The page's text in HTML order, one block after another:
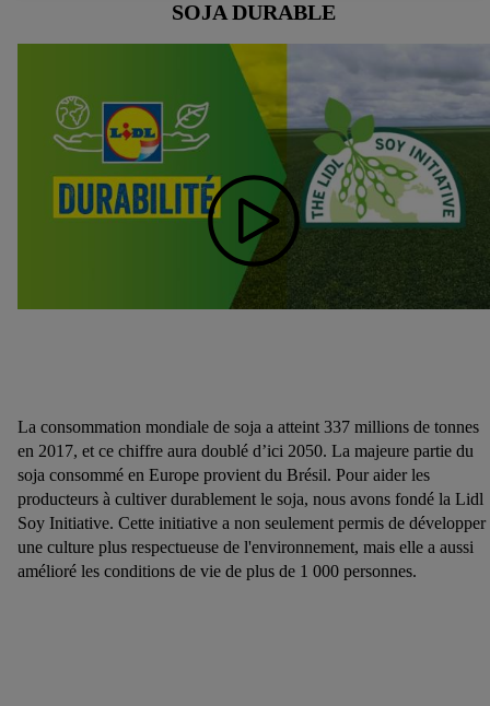
SOJA DURABLE
La consommation mondiale de soja a atteint 337 millions de tonnes
en 2017, et ce chiffre aura doublé d’ici 2050. La majeure partie du
soja consommé en Europe provient du Brésil. Pour aider les
producteurs à cultiver durablement le soja, nous avons fondé la Lidl
Soy Initiative. Cette initiative a non seulement permis de développer
une culture plus respectueuse de l'environnement, mais elle a aussi
amélioré les conditions de vie de plus de 1 000 personnes.
En cliquant sur « Refuser », vous pouvez autoriser
uniquement l’utilisation des technologies nécessaires. En
cliquant sur « Accepter », vous autorisez tous les traitements
pour toutes les finalités susmentionnées. Vous trouverez de
plus amples informations sur la durée de conservation des
données et votre droit de révoquer votre consentement à tout
moment avec effet pour l’avenir dans notredéclaration relative
à la protection des données. Vous trouverez les impressions ici.